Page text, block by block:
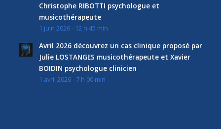
Christophe RIBOTTI psychologue et
musicothérapeute
1 juin 2026 - 12 h 45 min
Avril 2026 découvrez un cas clinique proposé par
Julie LOSTANGES musicothérapeute et Xavier
BOIDIN psychologue clinicien
1 avril 2026 - 7 h 00 min